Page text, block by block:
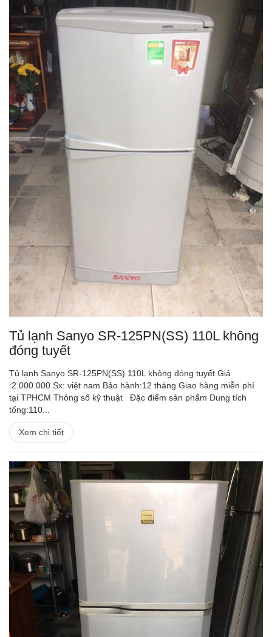
Tủ lạnh Sanyo SR-125PN(SS) 110L không
đóng tuyết
Tủ lạnh Sanyo SR-125PN(SS) 110L không đóng tuyết Giá
:2.000.000 Sx: việt nam Bảo hành:12 tháng Giao hàng miễn phí
tại TPHCM Thông số kỹ thuật Đặc điểm sản phẩm Dung tích
tổng:110...
Xem chi tiết